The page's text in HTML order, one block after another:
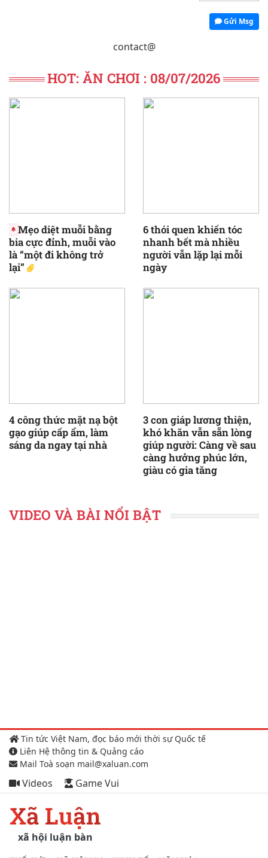
Gửi Msg
contact@
HOT: ĂN CHƠI : 08/07/2026
bia cực đỉnh, muỗi vào
là “một đi không trở
lại”
6 thói quen khiến tóc
nhanh bết mà nhiều
người vẫn lặp lại mỗi
ngày
4 công thức mặt nạ bột
gạo giúp cấp ẩm, làm
sáng da ngay tại nhà
3 con giáp lương thiện,
khó khăn vẫn sẵn lòng
giúp người: Càng về sau
càng hưởng phúc lớn,
giàu có gia tăng
VIDEO VÀ BÀI NỔI BẬT
Tin tức Việt Nam, đọc báo mới thời sự Quốc tế
Liên Hệ thông tin & Quảng cáo
Mail Toà soạn mail@xaluan.com
Videos Game Vui
Xã Luận
xã hội luận bàn